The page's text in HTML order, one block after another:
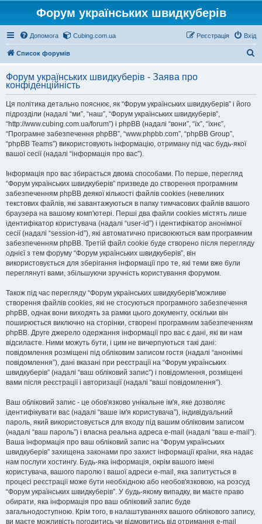
Форум українських швидкуберів
Допомога Cubing.com.ua Вхід
Реєстрація
Список форумів
у
Форум українських швидкуберів - Заява про
конфіденційність
Ця політика детально пояснює, як “Форум українських швидкуберів” і його
підрозділи (надалі “ми”, “наш”, “Форум українських швидкуберів”,
“http://www.cubing.com.ua/forum”) і phpBB (надалі “вони”, “їх”, “їхнє”,
“Програмне забезпечення phpBB”, “www.phpbb.com”, “phpBB Group”,
“phpBB Teams”) використовують інформацію, отриману під час будь-якої
вашої сесії (надалі “інформація про вас”).
Інформація про вас збирається двома способами. По перше, перегляд
“Форум українських швидкуберів” призведе до створення програмним
забезпеченням phpBB деякої кількості файлів cookies (невеликих
текстових файлів, які завантажуються в папку тимчасових файлів вашого
браузера на вашому комп'ютері. Перші два файли cookies містять лише
ідентифікатор користувача (надалі “user-id”) і ідентифікатор анонімної
сесії (надалі “session-id”), які автоматично присвоюються вам програмним
забезпеченням phpBB. Третій файл cookie буде створено після перегляду
однієї з тем форуму “Форум українських швидкуберів”, він
використовується для зберігання інформації про те, які теми вже були
переглянуті вами, збільшуючи зручність користування форумом.
Також під час перегляду “Форум українських швидкуберів”можливе
створення файлів cookies, які не стосуються програмного забезпечення
phpBB, однак вони виходять за рамки цього документу, оскільки він
поширюється виключно на сторінки, створені програмним забезпеченням
phpBB. Друге джерело одержання інформації про вас є дані, які ви нам
відсилаєте. Ними можуть бути, і цим не вичерпуються такі дані:
повідомлення розміщені під обліковим записом гостя (надалі “анонімні
повідомлення”), дані вказані при реєстрації на “Форум українських
швидкуберів” (надалі “ваш обліковий запис”) і повідомлення, розміщені
вами після реєстрації і авторизації (надалі “ваші повідомлення”).
Ваш обліковий запис - це обов'язково унікальне ім'я, яке дозволяє
ідентифікувати вас (надалі “ваше ім'я користувача”), індивідуальний
пароль, який використовується для входу під вашим обліковим записом
(надалі “ваш пароль”) і власна реальна адреса e-mail (надалі “ваш e-mail”).
Ваша інформація про ваш обліковий запис на “Форум українських
швидкуберів” захищена законами про захист інформації країни, яка надає
нам послуги хостингу. Будь-яка інформація, окрім вашого імені
користувача, вашого паролю і вашої адреси e-mail, яка запитується в
процесі реєстрації може бути необхідною або необов'язковою, на розсуд
“Форум українських швидкуберів”. У будь-якому випадку, ви маєте право
обирати, яка інформація про ваш обліковий запис буде
загальнодоступною. Крім того, в налаштуваннях вашого облікового запису,
ви маєте можливість погодитись чи відмовитись від отримання e-mail